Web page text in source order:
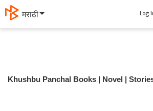
मराठी Log
Khushbu Panchal Books | Novel |